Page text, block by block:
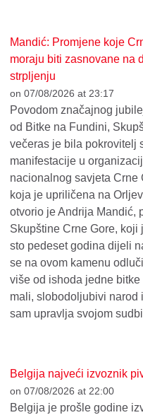
Mandić: Promjene koje
moraju biti zasnovane na
strpljenju
on 07/08/2026 at 23:17
Povodom značajnog
od Bitke na Fundini,
večeras je bila pokrovitelj
manifestacije u
nacionalnog savjeta Crne
koja je upriličena na
otvorio je Andrija Mandić,
Skupštine Crne Gore, koji
sto pedeset godina dijeli
se na ovom kamenu
više od ishoda jedne
mali, slobodoljubivi narod
sam upravlja svojom
Belgija najveći izvoznik
on 07/08/2026 at 22:00
Belgija je prošle godine